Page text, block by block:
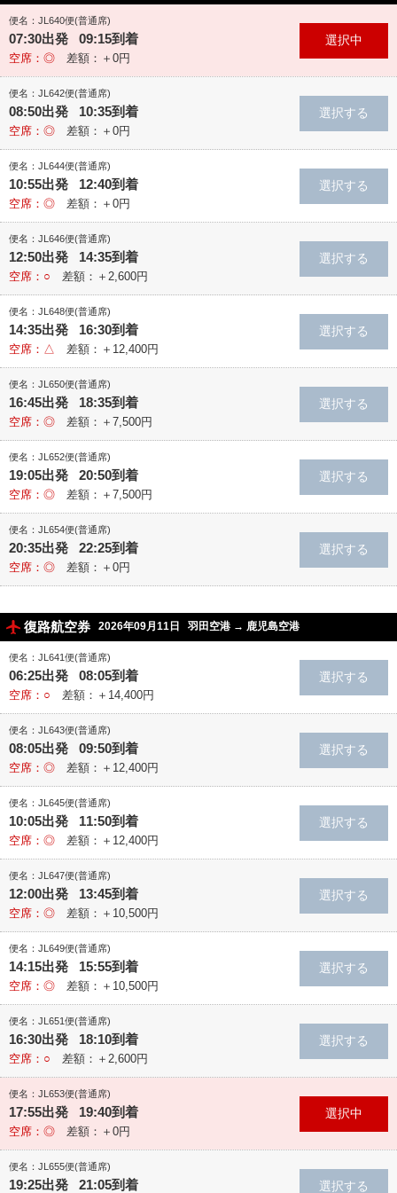
便名：JL640便(普通席)
07:30出発 09:15到着
空席：◎ 差額：＋0円
便名：JL642便(普通席)
08:50出発 10:35到着
空席：◎ 差額：＋0円
便名：JL644便(普通席)
10:55出発 12:40到着
空席：◎ 差額：＋0円
便名：JL646便(普通席)
12:50出発 14:35到着
空席：○ 差額：＋2,600円
便名：JL648便(普通席)
14:35出発 16:30到着
空席：△ 差額：＋12,400円
便名：JL650便(普通席)
16:45出発 18:35到着
空席：◎ 差額：＋7,500円
便名：JL652便(普通席)
19:05出発 20:50到着
空席：◎ 差額：＋7,500円
便名：JL654便(普通席)
20:35出発 22:25到着
空席：◎ 差額：＋0円
復路航空券 2026年09月11日 羽田空港 → 鹿児島空港
便名：JL641便(普通席)
06:25出発 08:05到着
空席：○ 差額：＋14,400円
便名：JL643便(普通席)
08:05出発 09:50到着
空席：◎ 差額：＋12,400円
便名：JL645便(普通席)
10:05出発 11:50到着
空席：◎ 差額：＋12,400円
便名：JL647便(普通席)
12:00出発 13:45到着
空席：◎ 差額：＋10,500円
便名：JL649便(普通席)
14:15出発 15:55到着
空席：◎ 差額：＋10,500円
便名：JL651便(普通席)
16:30出発 18:10到着
空席：○ 差額：＋2,600円
便名：JL653便(普通席)
17:55出発 19:40到着
空席：◎ 差額：＋0円
便名：JL655便(普通席)
19:25出発 21:05到着